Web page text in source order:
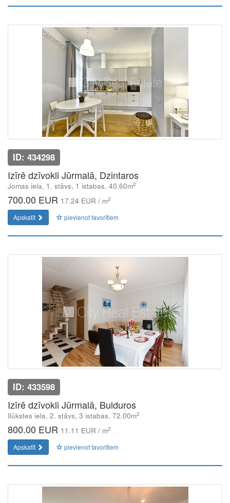
ID: 434298
Izīrē dzīvokli Jūrmalā, Dzintaros
Jomas iela, 1. stāvs, 1 istabas, 40.60m2
700.00 EUR 17.24 EUR / m2
Apskatīt pievienot favorītiem
ID: 433598
Izīrē dzīvokli Jūrmalā, Bulduros
Ilūkstes iela, 2. stāvs, 3 istabas, 72.00m2
800.00 EUR 11.11 EUR / m2
Apskatīt pievienot favorītiem